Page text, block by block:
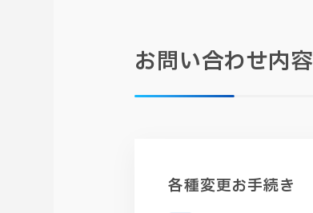
お問い合わせ内容
各種変更お手続き